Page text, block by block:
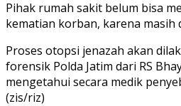
Pihak rumah sakit belum bisa
kematian korban, karena masih
Proses otopsi jenazah akan
forensik Polda Jatim dari RS
mengetahui secara medik
(zis/riz)